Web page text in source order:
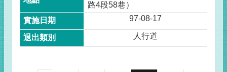
路4段58巷）
97-08-17
人行道